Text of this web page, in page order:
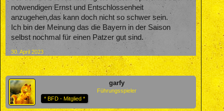
notwendigen Ernst und Entschlossenheit
anzugehen,das kann doch nicht so schwer sein.
Ich bin der Meinung das die Bayern in der Saison
selbst nochmal für einen Patzer gut sind.
30. April 2023
garfy
Führungsspieler
* BFD - Mitglied *